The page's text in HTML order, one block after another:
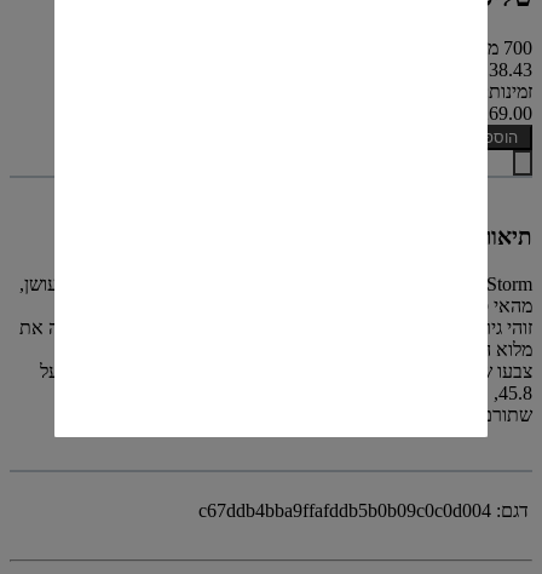
700 מ"ל
₪38.43 ל 100 מ"ל
זמינות: קיים במלאי
₪269.00
הוספה לסל
תיאור
Talisker Storm הינו סינגל מאלט סקוטי קלאסי בעל פרופיל טעם מעושן,
מהאי סקאיי שלחופה המערבי של סקוטלנד.
זוהי גירסה פראית ומעושנת יותר לעומת גירסת ה-10 שנים, שמפגינה את
מלוא העוצמה שבטאליסקר צעיר.
צבעו של הטאליסקר מזכיר דבש זהוב ענברי ואחוז האלכוהול עומד על
45.8,
שתורם למרקם העשיר ומעצים את טעמיו המתוקים-חריפים.
דגם: c67ddb4bba9ffafddb5b0b09c0c0d004